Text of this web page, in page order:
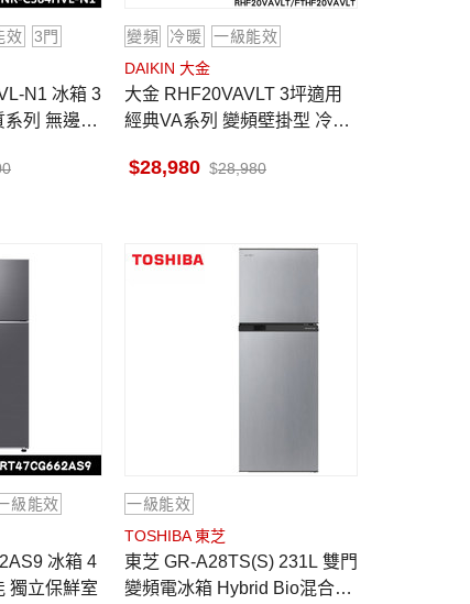
效
3門
列 無邊框
變頻 冷暖
一級能效
DAIKIN 大金
大金 RHF20VAVLT 3坪適用
經典VA系列 變頻壁掛型 冷暖
28,980 28,980
級能效
獨立保鮮室
一級能效
TOSHIBA 東芝
東芝 GR-A28TS(S) 231L 雙門
變頻電冰箱 Hybrid Bio混合除